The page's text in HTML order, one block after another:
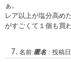
ぁ。
レア以上が塩分高め
がすごくて１個も買
名前:匿名 : 投稿